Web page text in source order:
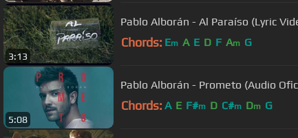
3:13
Pablo Alborán - Al Paraíso (Lyric
Chords: Em A E D F Am G
5:08
Pablo Alborán - Prometo (Audio
Chords: A E F#m D C#m Dm G